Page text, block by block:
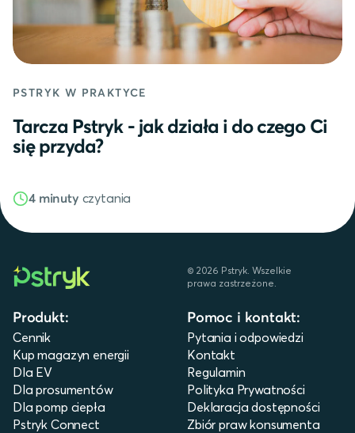
PSTRYK W PRAKTYCE
Tarcza Pstryk - jak działa i do czego Ci
się przyda?
4 minuty czytania
© 2026 Pstryk. Wszelkie
prawa zastrzeżone.
Produkt:
Cennik
Kup magazyn energii
Dla EV
Dla prosumentów
Dla pomp ciepła
Pstryk Connect
Pomoc i kontakt:
Pytania i odpowiedzi
Kontakt
Regulamin
Polityka Prywatności
Deklaracja dostępności
Zbiór praw konsumenta